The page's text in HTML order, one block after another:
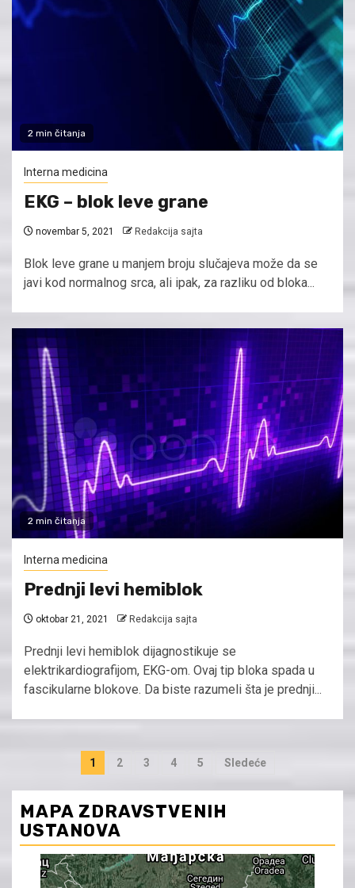
2 min čitanja
Interna medicina
EKG – blok leve grane
novembar 5, 2021 Redakcija sajta
Blok leve grane u manjem broju slučajeva može da se
javi kod normalnog srca, ali ipak, za razliku od bloka...
2 min čitanja
Interna medicina
Prednji levi hemiblok
oktobar 21, 2021 Redakcija sajta
Prednji levi hemiblok dijagnostikuje se
elektrikardiografijom, EKG-om. Ovaj tip bloka spada u
fascikularne blokove. Da biste razumeli šta je prednji...
Kretanje
članaka
1 2 3 4 5 Sledeće
MAPA ZDRAVSTVENIH
USTANOVA